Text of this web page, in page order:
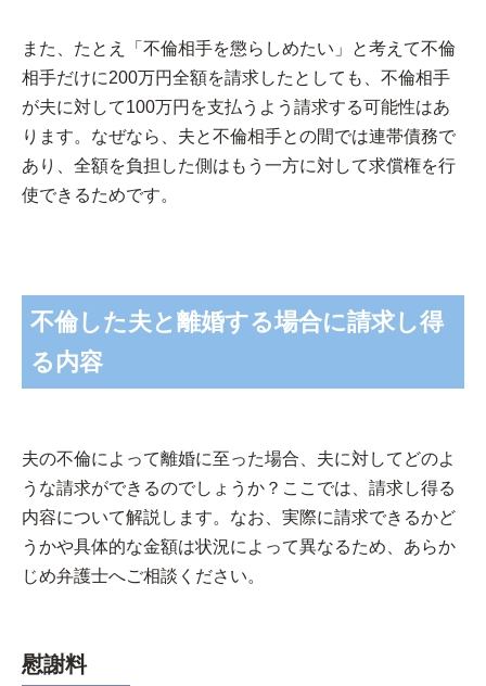
また、たとえ「不倫相手を懲らしめたい」と考えて不倫
相手だけに200万円全額を請求したとしても、不倫相手
が夫に対して100万円を支払うよう請求する可能性はあ
ります。なぜなら、夫と不倫相手との間では連帯債務で
あり、全額を負担した側はもう一方に対して求償権を行
使できるためです。
不倫した夫と離婚する場合に請求し得
る内容
夫の不倫によって離婚に至った場合、夫に対してどのよ
うな請求ができるのでしょうか？ここでは、請求し得る
内容について解説します。なお、実際に請求できるかど
うかや具体的な金額は状況によって異なるため、あらか
じめ弁護士へご相談ください。
慰謝料